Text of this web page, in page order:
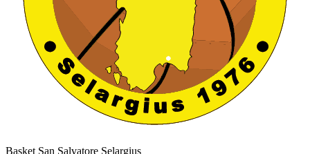
Basket San Salvatore Selargius